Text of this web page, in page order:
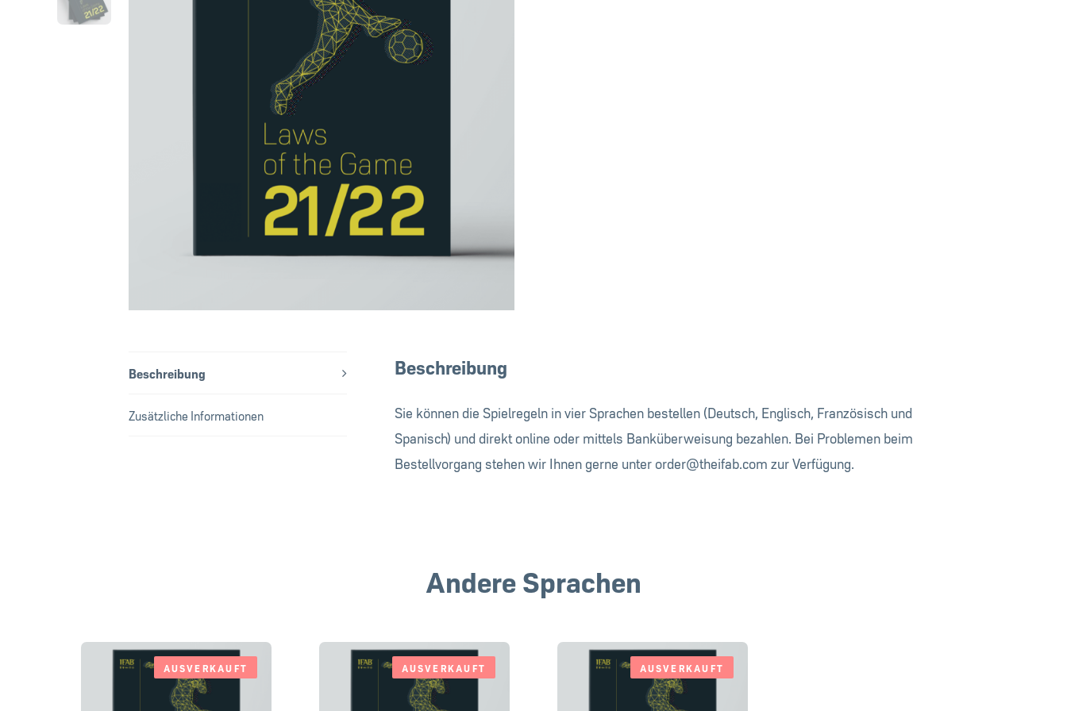
Beschreibung
Zusätzliche Informationen
Beschreibung
Sie können die Spielregeln in vier Sprachen bestellen (Deutsch, Englisch, Französisch und
Spanisch) und direkt online oder mittels Banküberweisung bezahlen. Bei Problemen beim
Bestellvorgang stehen wir Ihnen gerne unter order@theifab.com zur Verfügung.
Andere Sprachen
AUSVERKAUFT AUSVERKAUFT AUSVERKAUFT